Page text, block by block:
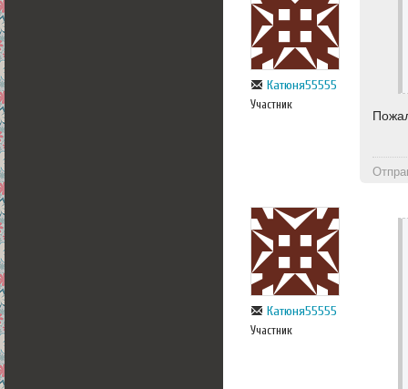
Катюня55555
Участник
Катюня55555
Участник